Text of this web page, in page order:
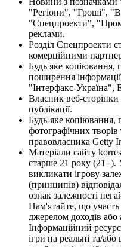
"Регіони", "Гроші",
"Спецпроекти",
реклами.
Розділ Спецпроекти
комерційними
Будь яке копіювання,
поширення
"Інтерфакс-Україна",
Власник веб-сторінки
публікації.
Будь-яке копіювання,
фотографічних творів
правовласника Getty
Матеріали сайту
старше 21 року (21+).
викликати ігрову
(принципів)
ознак залежності
Пам'ятайте, що участь
джерелом доходів або
Інформаційний
ігри на реальні та/